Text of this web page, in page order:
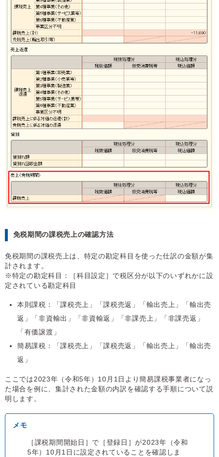
免税期間の課税売上の確認方法
免税期間の課税売上は、特定の勘定科目を使った仕訳の金額が集
計されます。
※特定の勘定科目：［科目設定］で税区分が以下のいずれかに設
定されている勘定科目
本則課税：「課税売上」「課税売返」「輸出売上」「輸出売
返」「非資輸出」「非資輸返」「非課売上」「非課売返」
「有価譲渡」
簡易課税：「課税売上」「課税売返」「輸出売上」「輸出売
返」
ここでは2023年（令和5年）10月1日より簡易課税事業者になっ
た場合を例に、集計された金額の内訳を確認する手順について説
明します。
［課税期間開始日］で［登録日］が2023年（令和
5年）10月1日に設定されていることを確認しま